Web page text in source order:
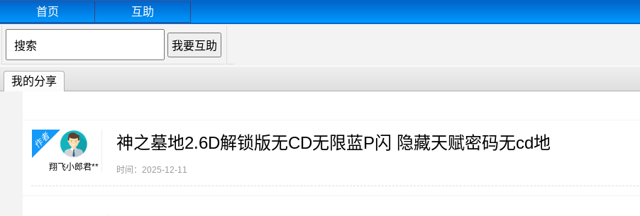
首页 互助
我的分享
神之墓地2.6D解锁版无CD无限蓝P闪 隐藏天赋密码无cd地
时间：2025-12-11
翔飞小郎君**
作者